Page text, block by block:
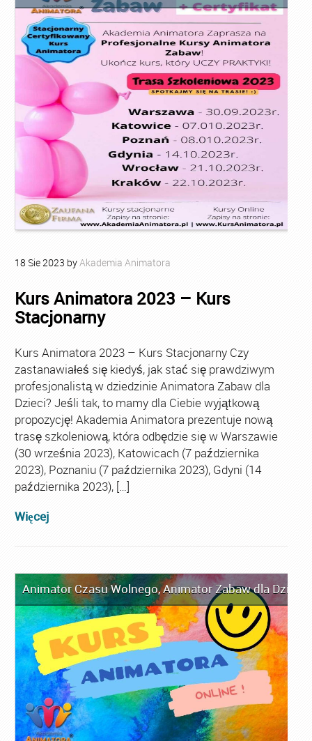
18 Sie2023 byAkademia Animatora
Kurs Animatora 2023 – Kurs
Stacjonarny
Kurs Animatora 2023 – Kurs Stacjonarny Czy
zastanawiałeś się kiedyś, jak stać się prawdziwym
profesjonalistą w dziedzinie Animatora Zabaw dla
Dzieci? Jeśli tak, to mamy dla Ciebie wyjątkową
propozycję! Akademia Animatora prezentuje nową
trasę szkoleniową, która odbędzie się w Warszawie
(30 września 2023), Katowicach (7 października
2023), Poznaniu (7 października 2023), Gdyni (14
października 2023), […]
Więcej
Animator Czasu Wolnego,Animator Zabaw dla Dzieci